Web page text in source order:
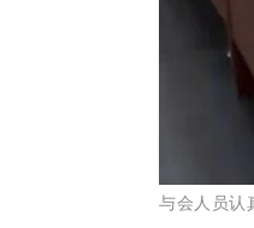
与会人员认